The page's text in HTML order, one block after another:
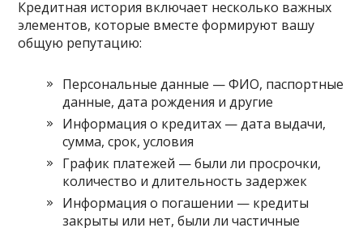
Кредитная история включает несколько важных
элементов, которые вместе формируют вашу
общую репутацию:
Персональные данные — ФИО, паспортные
данные, дата рождения и другие
Информация о кредитах — дата выдачи,
сумма, срок, условия
График платежей — были ли просрочки,
количество и длительность задержек
Информация о погашении — кредиты
закрыты или нет, были ли частичные